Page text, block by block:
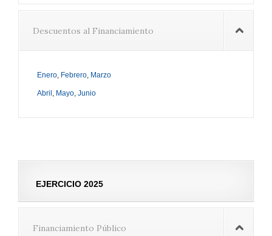
Descuentos al Financiamiento
Enero, Febrero, Marzo
Abril , Mayo, Junio
EJERCICIO 2025
Financiamiento Público